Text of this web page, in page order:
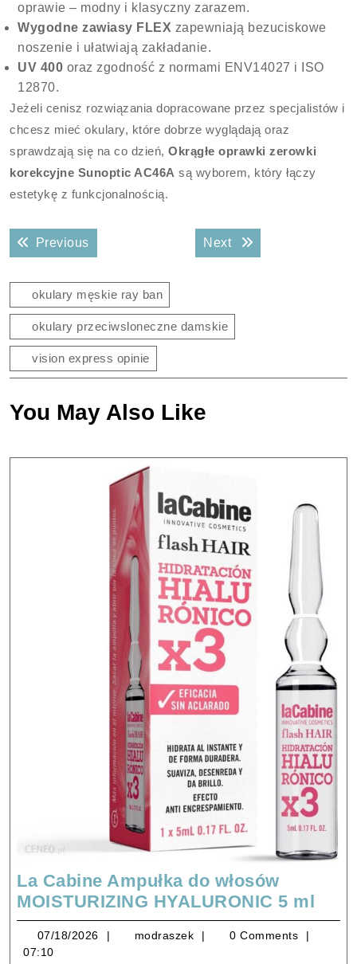
oprawie – modny i klasyczny zarazem.
Wygodne zawiasy FLEX zapewniają bezuciskowe
noszenie i ułatwiają zakładanie.
UV 400 oraz zgodność z normami ENV14027 i ISO
12870.
Jeżeli cenisz rozwiązania dopracowane przez specjalistów i
chcesz mieć okulary, które dobrze wyglądają oraz
sprawdzają się na co dzień,Okrągłe oprawki zerowki
korekcyjne Sunoptic AC46A są wyborem, który łączy
estetykę z funkcjonalnością.
Nawigacja
wpisuPreviousPrevious post: Next Next post:
okulary męskie ray ban
okulary przeciwsloneczne damskie
vision express opinie
You May Also Like
La Cabine Ampułka do włosów
MOISTURIZING HYALURONIC 5 ml
07/18/2026 07/18/2026
modraszek modraszek
0 Comments
07:10